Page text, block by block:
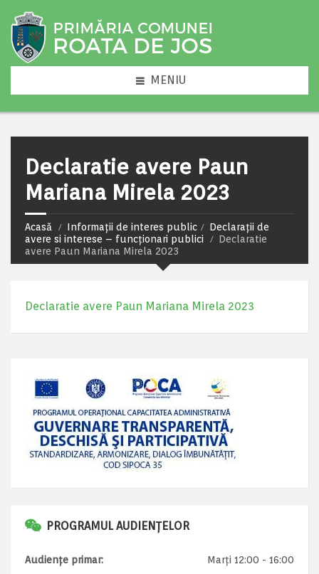
MENIU
Declaratie avere Paun
Mariana Mirela 2023
Acasă Informații de interes public
Declarații de
avere si interese – funcționari publici
Declaratie
avere Paun Mariana Mirela 2023
Declaratie avere Paun Mariana Mirela 2023
PROGRAMUL AUDIENȚELOR
Audiențe primar:
Marți 12:00 - 16:00